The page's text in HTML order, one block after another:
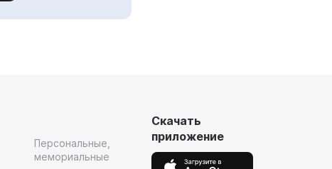
Персональные,
мемориальные
Скачать
приложение